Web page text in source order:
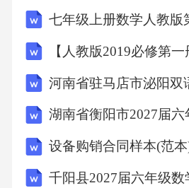
航空货运业在全球贸易中占
国际航空运输协会（IATA）
全球航空货运量达到6350万
输总量的22%。航空货运在
性。然而，航空运输业的高
使得其对环境的影响不容忽
设备购销合同样本(范